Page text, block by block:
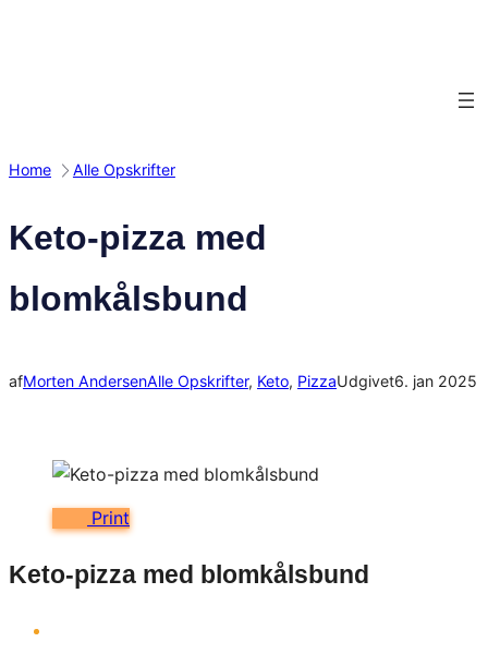
Home Alle Opskrifter
Keto-pizza med
blomkålsbund
afMorten AndersenAlle Opskrifter, Keto, PizzaUdgivet6. jan 2025
Print
Keto-pizza med blomkålsbund